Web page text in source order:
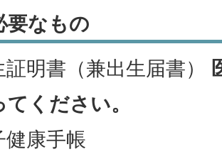
要なもの
証明書（兼出生届書）
てください。
健康手帳